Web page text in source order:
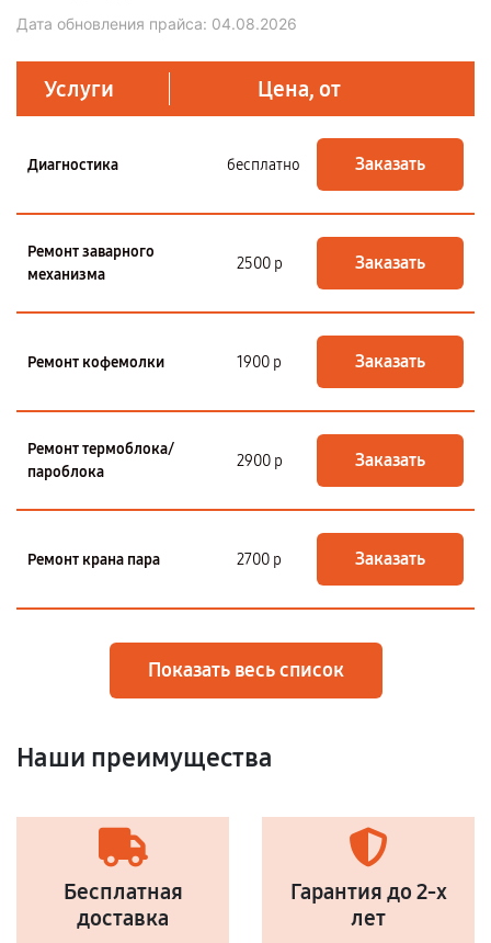
Дата обновления прайса: 04.08.2026
Услуги Цена, от
Диагностика бесплатно Заказать
Ремонт заварного
механизма
2500 р Заказать
Ремонт кофемолки 1900 р Заказать
Ремонт термоблока/
пароблока
2900 р Заказать
Ремонт крана пара 2700 р Заказать
Показать весь список
Наши преимущества
Бесплатная
доставка
Гарантия до 2-х
лет